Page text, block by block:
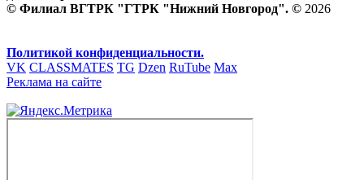
© Филиал ВГТРК "ГТРК "Нижний Новгород". © 2026
Политикой конфиденциальности.
VK CLASSMATES TG Dzen RuTube Max
Реклама на сайте